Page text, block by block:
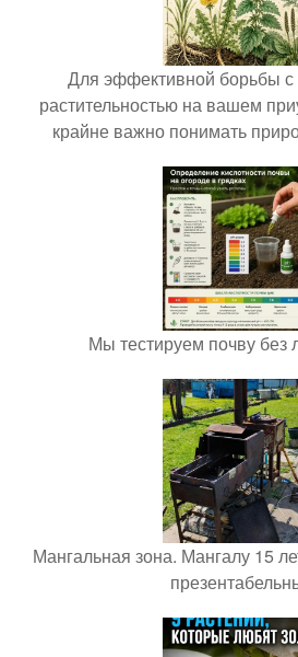
Для эффективной борьбы с
растительностью на вашем
крайне важно понимать
Мы тестируем почву без
Мангальная зона. Мангалу 15